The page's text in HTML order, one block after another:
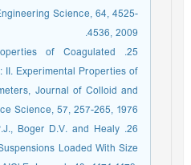
Science, 64, 4525-
4536, 2009.
of Coagulated
II. Experimental Properties of
Journal of Colloid and
Science, 57, 257-265, 1976.
Boger D.V. and Healy
Loaded With Size